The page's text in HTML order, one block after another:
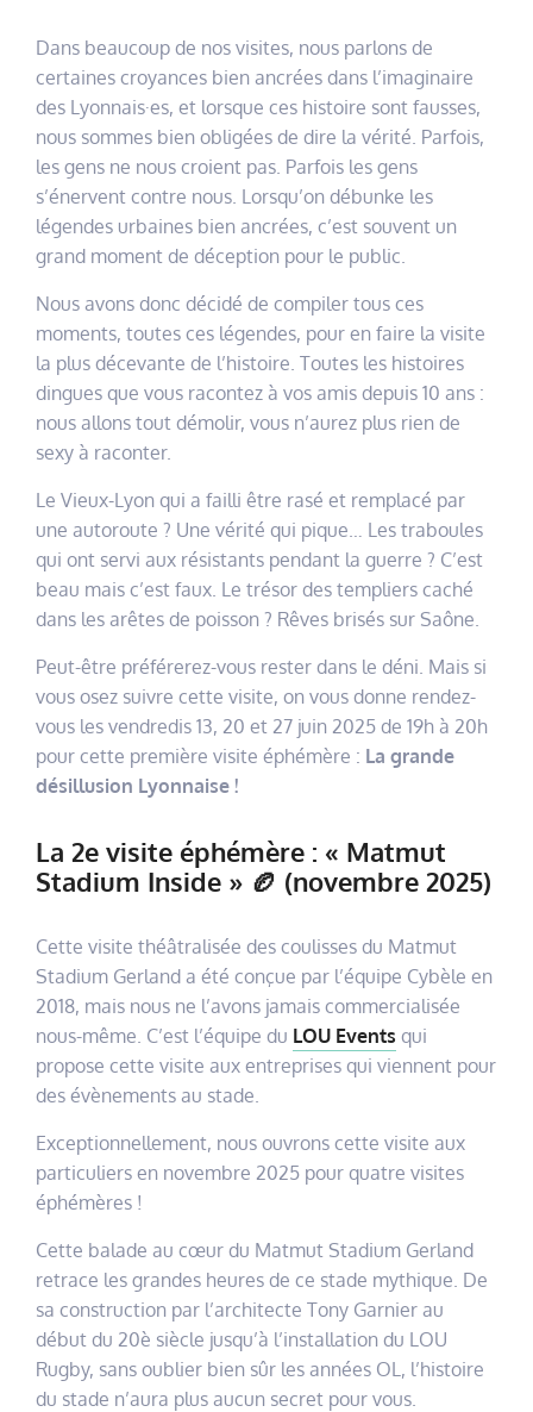
Dans beaucoup de nos visites, nous parlons de
certaines croyances bien ancrées dans l’imaginaire
des Lyonnais·es, et lorsque ces histoire sont fausses,
nous sommes bien obligées de dire la vérité. Parfois,
les gens ne nous croient pas. Parfois les gens
s’énervent contre nous. Lorsqu’on débunke les
légendes urbaines bien ancrées, c’est souvent un
grand moment de déception pour le public.
Nous avons donc décidé de compiler tous ces
moments, toutes ces légendes, pour en faire la visite
la plus décevante de l’histoire. Toutes les histoires
dingues que vous racontez à vos amis depuis 10 ans :
nous allons tout démolir, vous n’aurez plus rien de
sexy à raconter.
Le Vieux-Lyon qui a failli être rasé et remplacé par
une autoroute ? Une vérité qui pique… Les traboules
qui ont servi aux résistants pendant la guerre ? C’est
beau mais c’est faux. Le trésor des templiers caché
dans les arêtes de poisson ? Rêves brisés sur Saône.
Peut-être préférerez-vous rester dans le déni. Mais si
vous osez suivre cette visite, on vous donne rendez-
vous les vendredis 13, 20 et 27 juin 2025 de 19h à 20h
pour cette première visite éphémère : La grande
désillusion Lyonnaise !
La 2e visite éphémère : « Matmut
Stadium Inside » 🏉 (novembre 2025)
Cette visite théâtralisée des coulisses du Matmut
Stadium Gerland a été conçue par l’équipe Cybèle en
2018, mais nous ne l’avons jamais commercialisée
nous-même. C’est l’équipe du LOU Events qui
propose cette visite aux entreprises qui viennent pour
des évènements au stade.
Exceptionnellement, nous ouvrons cette visite aux
particuliers en novembre 2025 pour quatre visites
éphémères !
Cette balade au cœur du Matmut Stadium Gerland
retrace les grandes heures de ce stade mythique. De
sa construction par l’architecte Tony Garnier au
début du 20è siècle jusqu’à l’installation du LOU
Rugby, sans oublier bien sûr les années OL, l’histoire
du stade n’aura plus aucun secret pour vous.